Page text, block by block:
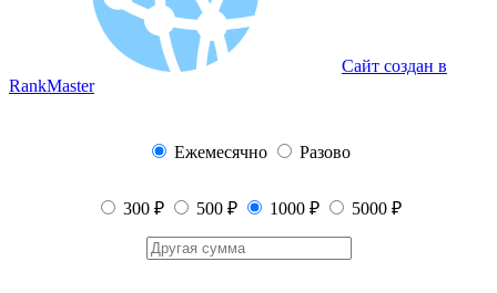
Сайт создан в
RankMaster
Ежемесячно Разово
300 ₽ 500 ₽ 1000 ₽ 5000 ₽